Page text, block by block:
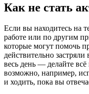
Как не стать
Если вы находитесь на
работе или по другим
которые могут помочь
действительно
весь день — делайте всё
возможно, например,
и ходить, пока вы